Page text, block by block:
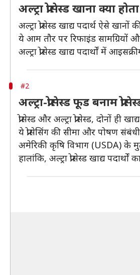
अल्ट्रा प्रोसेस्ड खाना क्या
अल्ट्रा प्रोसेस्ड खाद्य पदार्थ ऐसे
ये आम तौर पर रिफाइंड सामग्रियों
अल्ट्रा प्रोसेस्ड खाद्य पदार्थों में
#2
अल्ट्रा-प्रोसेस्ड फूड बनाम
प्रोसेस्ड और अल्ट्रा प्रोसेस्ड, दोनों
ये प्रोसेसिंग की सीमा और पोषण
अमेरिकी कृषि विभाग (USDA) के
हालांकि, अल्ट्रा प्रोसेस्ड खाद्य